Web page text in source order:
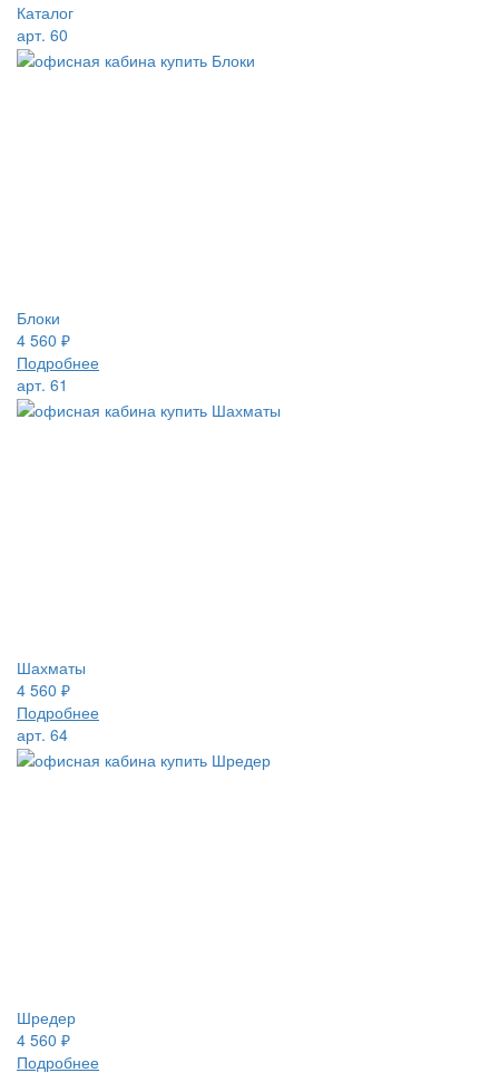
Каталог
арт. 60
Блоки
4 560 ₽
Подробнее
арт. 61
Шахматы
4 560 ₽
Подробнее
арт. 64
Шредер
4 560 ₽
Подробнее